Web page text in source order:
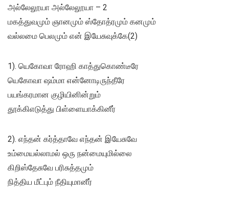
அல்லேலூயா அல்லேலூயா – 2
மகத்துவமும் ஞானமும் ஸ்தோத்ரமும் கனமும்
வல்லமை பெலமும் என் இயேசுவுக்கே(2)
1). யெகோவா ரோஹி காத்துகொண்டீரே
யெகோவா ஷம்மா என்னோடிருந்தீரே
பயங்கரமான குழியினின்றும்
தூக்கிஎடுத்து பிள்ளையாக்கினீர்
2). எந்தன் கர்த்தாவே எந்தன் இயேசுவே
உம்மையல்லாமல் ஒரு நன்மையுமில்லை
கிறிஸ்தேசுவே பரிசுத்தமும்
நித்திய மீட்பும் நீதியுமானீர்